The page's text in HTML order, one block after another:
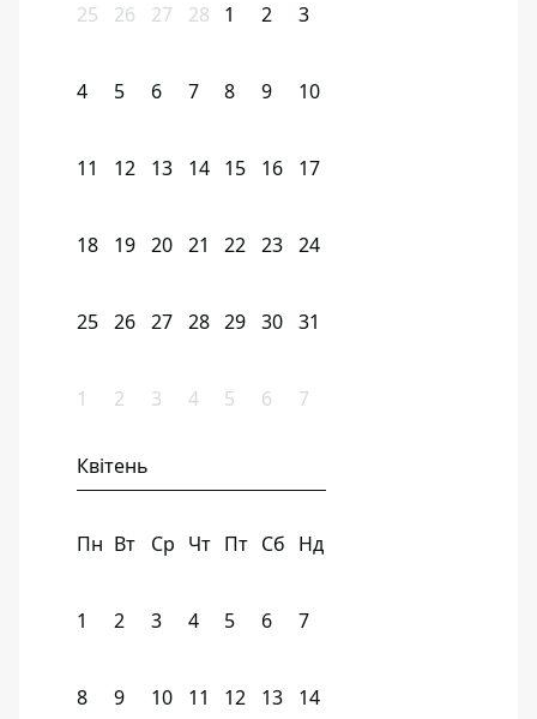
25 26 27 28 1 2 3
4 5 6 7 8 9 10
11 12 13 14 15 16 17
18 19 20 21 22 23 24
25 26 27 28 29 30 31
1 2 3 4 5 6 7
Квітень
Пн Вт Ср Чт Пт Сб Нд
1 2 3 4 5 6 7
8 9 10 11 12 13 14